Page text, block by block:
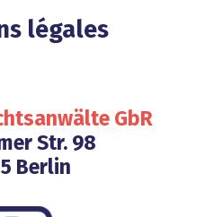
légales
GbR
Str. 98
Berlin